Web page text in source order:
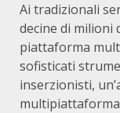
Ai tradizionali
decine di milioni
piattaforma
sofisticati
inserzionisti,